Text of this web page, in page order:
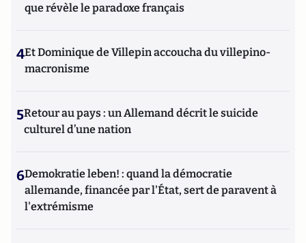
que révèle le paradoxe français
4Et Dominique de Villepin accoucha du villepino-
macronisme
5Retour au pays : un Allemand décrit le suicide
culturel d’une nation
6Demokratie leben! : quand la démocratie
allemande, financée par l'État, sert de paravent à
l'extrémisme